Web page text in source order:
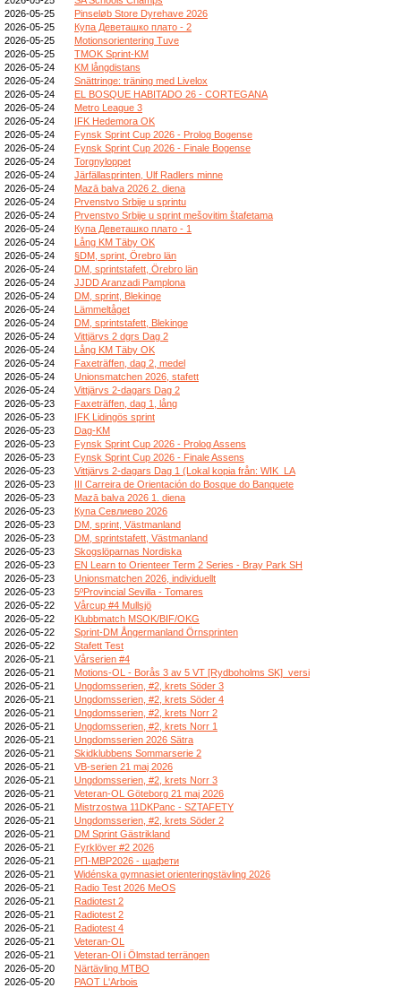
2026-05-25
Pinseløb Store Dyrehave 2026
2026-05-25
Купа Деветашко плато - 2
2026-05-25
Motionsorientering Tuve
2026-05-25
TMOK Sprint-KM
2026-05-24
KM långdistans
2026-05-24
Snättringe: träning med Livelox
2026-05-24
EL BOSQUE HABITADO 26 - CORTEGANA
2026-05-24
Metro League 3
2026-05-24
IFK Hedemora OK
2026-05-24
Fynsk Sprint Cup 2026 - Prolog Bogense
2026-05-24
Fynsk Sprint Cup 2026 - Finale Bogense
2026-05-24
Torgnyloppet
2026-05-24
Järfällasprinten, Ulf Radlers minne
2026-05-24
Mazā balva 2026 2. diena
2026-05-24
Prvenstvo Srbije u sprintu
2026-05-24
Prvenstvo Srbije u sprint mešovitim štafetama
2026-05-24
Купа Деветашко плато - 1
2026-05-24
Lång KM Täby OK
2026-05-24
§DM, sprint, Örebro län
2026-05-24
DM, sprintstafett, Örebro län
2026-05-24
JJDD Aranzadi Pamplona
2026-05-24
DM, sprint, Blekinge
2026-05-24
Lämmeltåget
2026-05-24
DM, sprintstafett, Blekinge
2026-05-24
Vittjärvs 2 dgrs Dag 2
2026-05-24
Lång KM Täby OK
2026-05-24
Faxeträffen, dag 2, medel
2026-05-24
Unionsmatchen 2026, stafett
2026-05-24
Vittjärvs 2-dagars Dag 2
2026-05-23
Faxeträffen, dag 1, lång
2026-05-23
IFK Lidingös sprint
2026-05-23
Dag-KM
2026-05-23
Fynsk Sprint Cup 2026 - Prolog Assens
2026-05-23
Fynsk Sprint Cup 2026 - Finale Assens
2026-05-23
Vittjärvs 2-dagars Dag 1 (Lokal kopia från: WIK_LA
2026-05-23
III Carreira de Orientación do Bosque do Banquete
2026-05-23
Mazā balva 2026 1. diena
2026-05-23
Купа Севлиево 2026
2026-05-23
DM, sprint, Västmanland
2026-05-23
DM, sprintstafett, Västmanland
2026-05-23
Skogslöparnas Nordiska
2026-05-23
EN Learn to Orienteer Term 2 Series - Bray Park SH
2026-05-23
Unionsmatchen 2026, individuellt
2026-05-23
5ºProvincial Sevilla - Tomares
2026-05-22
Vårcup #4 Mullsjö
2026-05-22
Klubbmatch MSOK/BIF/OKG
2026-05-22
Sprint-DM Ångermanland Örnsprinten
2026-05-22
Stafett Test
2026-05-21
Vårserien #4
2026-05-21
Motions-OL - Borås 3 av 5 VT [Rydboholms SK]_versi
2026-05-21
Ungdomsserien, #2, krets Söder 3
2026-05-21
Ungdomsserien, #2, krets Söder 4
2026-05-21
Ungdomsserien, #2, krets Norr 2
2026-05-21
Ungdomsserien, #2, krets Norr 1
2026-05-21
Ungdomsserien 2026 Sätra
2026-05-21
Skidklubbens Sommarserie 2
2026-05-21
VB-serien 21 maj 2026
2026-05-21
Ungdomsserien, #2, krets Norr 3
2026-05-21
Veteran-OL Göteborg 21 maj 2026
2026-05-21
Mistrzostwa 11DKPanc - SZTAFETY
2026-05-21
Ungdomsserien, #2, krets Söder 2
2026-05-21
DM Sprint Gästrikland
2026-05-21
Fyrklöver #2 2026
2026-05-21
РП-МВР2026 - щафети
2026-05-21
Widénska gymnasiet orienteringstävling 2026
2026-05-21
Radio Test 2026 MeOS
2026-05-21
Radiotest 2
2026-05-21
Radiotest 2
2026-05-21
Radiotest 4
2026-05-21
Veteran-OL
2026-05-21
Veteran-Ol i Ölmstad terrängen
2026-05-20
Närtävling MTBO
2026-05-20
PAOT L'Arbois